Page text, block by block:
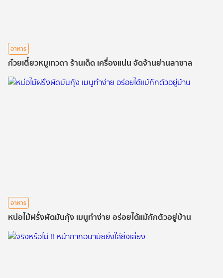
อาหาร
ก๋วยเตี๋ยวหมูเทวดา ร้านเด็ด เครื่องแน่น จัดจ้านย่านลาซาล
อาหาร
หน่อไม้ฝรั่งผัดมันกุ้ง เมนูทำง่าย อร่อยได้แม้กักตัวอยู่บ้าน